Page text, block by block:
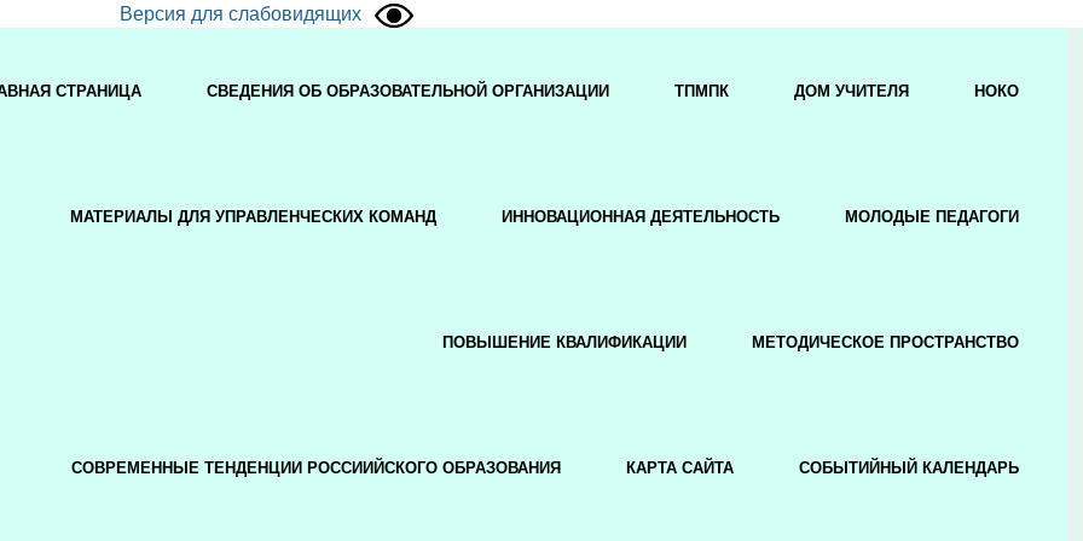
Версия для слабовидящих
СТРАНИЦА СВЕДЕНИЯ ОБ ОБРАЗОВАТЕЛЬНОЙ ОРГАНИЗАЦИИ ТПМПК ДОМ УЧИТЕЛЯ НОКО
МАТЕРИАЛЫ ДЛЯ УПРАВЛЕНЧЕСКИХ КОМАНД ИННОВАЦИОННАЯ ДЕЯТЕЛЬНОСТЬ МОЛОДЫЕ ПЕДАГОГИ
ПОВЫШЕНИЕ КВАЛИФИКАЦИИ МЕТОДИЧЕСКОЕ ПРОСТРАНСТВО
СОВРЕМЕННЫЕ ТЕНДЕНЦИИ РОССИИЙСКОГО ОБРАЗОВАНИЯ КАРТА САЙТА СОБЫТИЙНЫЙ КАЛЕНДАРЬ